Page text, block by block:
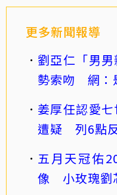
更多新聞報導
劉亞仁「男
勢索吻 網：
姜厚任認愛
遭疑 列6點
五月天冠佑
像 小玫瑰劉